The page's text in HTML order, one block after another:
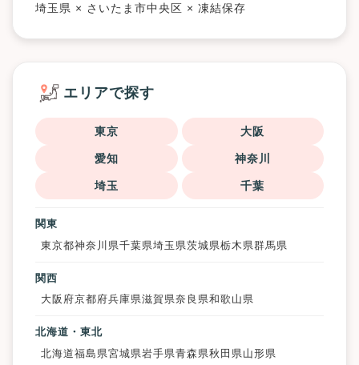
埼玉県 × さいたま市中央区 × 凍結保存
エリアで探す
東京 大阪
愛知 神奈川
埼玉 千葉
関東
東京都神奈川県千葉県埼玉県茨城県栃木県群馬県
関西
大阪府京都府兵庫県滋賀県奈良県和歌山県
北海道・東北
北海道福島県宮城県岩手県青森県秋田県 山形県